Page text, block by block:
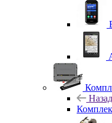
Назад